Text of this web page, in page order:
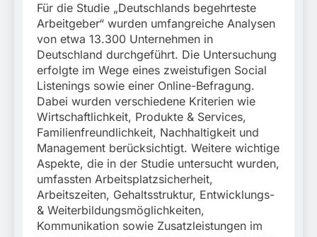
Für die Studie „Deutschlands begehrteste
Arbeitgeber“ wurden umfangreiche Analysen
von etwa 13.300 Unternehmen in
Deutschland durchgeführt. Die Untersuchung
erfolgte im Wege eines zweistufigen Social
Listenings sowie einer Online-Befragung.
Dabei wurden verschiedene Kriterien wie
Wirtschaftlichkeit, Produkte & Services,
Familienfreundlichkeit, Nachhaltigkeit und
Management berücksichtigt. Weitere wichtige
Aspekte, die in der Studie untersucht wurden,
umfassten Arbeitsplatzsicherheit,
Arbeitszeiten, Gehaltsstruktur, Entwicklungs-
& Weiterbildungsmöglichkeiten,
Kommunikation sowie Zusatzleistungen im